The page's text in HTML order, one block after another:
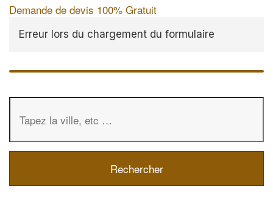
Demande de devis 100% Gratuit
Erreur lors du chargement du formulaire